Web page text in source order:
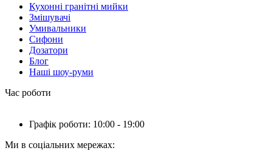
Кухонні гранітні мийки
Змішувачі
Умивальники
Сифони
Дозатори
Блог
Наші шоу-руми
Час роботи
Графік роботи: 10:00 - 19:00
Ми в соціальних мережах: